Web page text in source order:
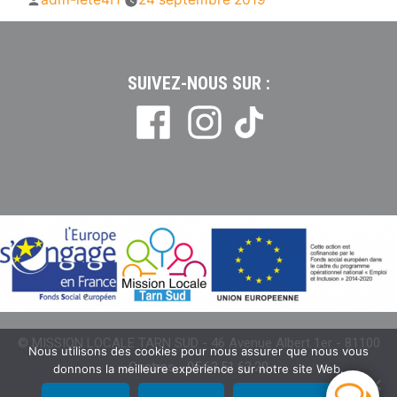
par
SUIVEZ-NOUS SUR :
Tiktok
© MISSION LOCALE TARN SUD - 46 Avenue Albert 1er - 81100
Castres - 05.63.51.63.20
Nous utilisons des cookies pour nous assurer que nous vous
donnons la meilleure expérience sur notre site Web.